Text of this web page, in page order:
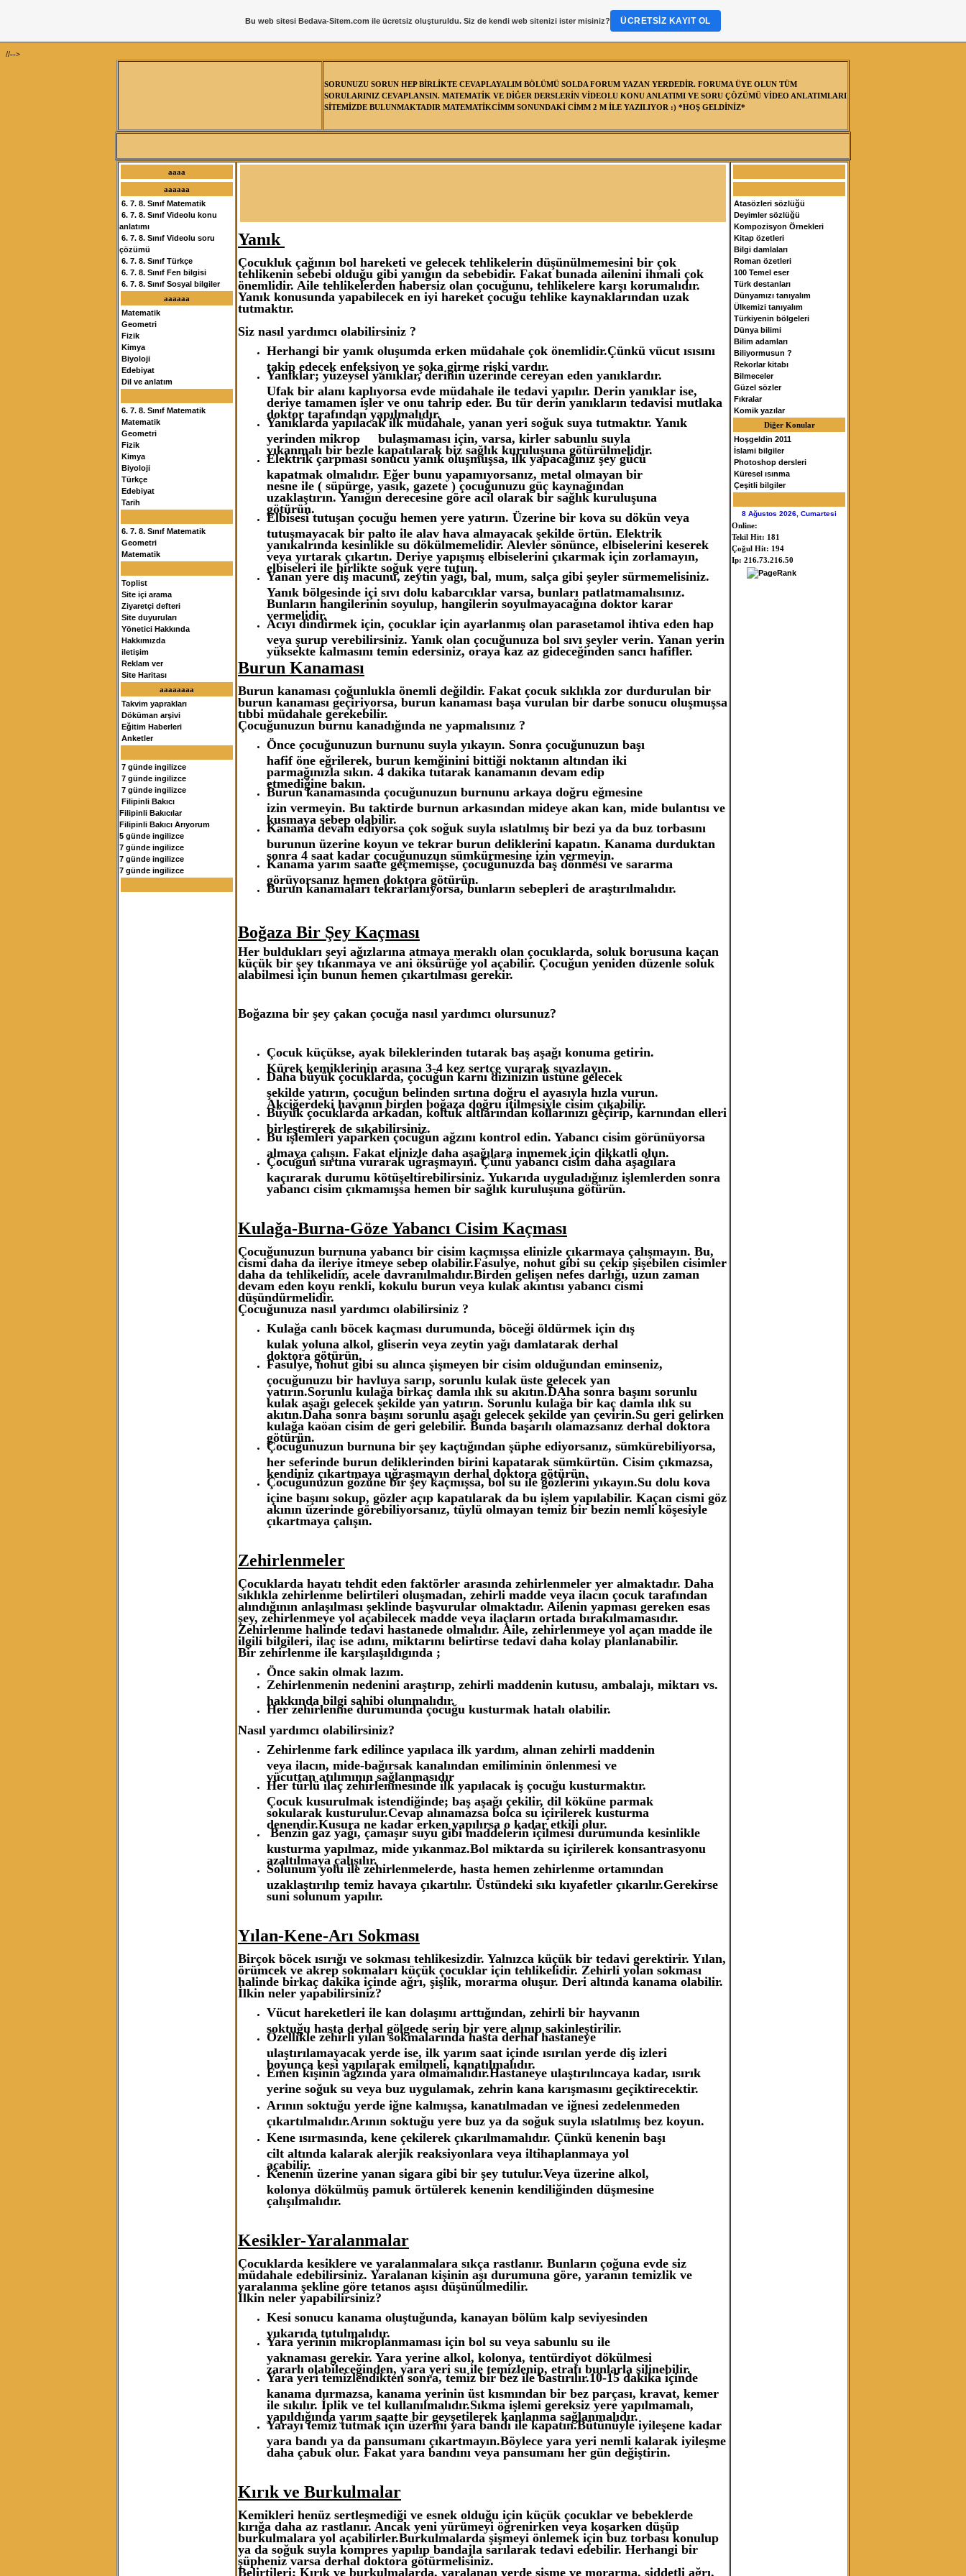
//-->
SORUNUZU SORUN HEP BİRLİKTE CEVAPLAYALIM BÖLÜMÜ SOLDA FORUM YAZAN YERDEDİR. FORUMA ÜYE OLUN TÜM
SORULARINIZ CEVAPLANSIN. MATEMATİK VE DİĞER DERSLERİN VİDEOLU KONU ANLATIMI VE SORU ÇÖZÜMÜ VİDEO ANLATIMLARI
SİTEMİZDE BULUNMAKTADIR MATEMATİKCİMM SONUNDAKİ CİMM 2 M İLE YAZILIYOR :) *HOŞ GELDİNİZ*
aaaa
aaaaaa
6. 7. 8. Sınıf Matematik
6. 7. 8. Sınıf Videolu konu
anlatımı
6. 7. 8. Sınıf Videolu soru
çözümü
6. 7. 8. Sınıf Türkçe
6. 7. 8. Sınıf Fen bilgisi
6. 7. 8. Sınıf Sosyal bilgiler
aaaaaa
Matematik
Geometri
Fizik
Kimya
Biyoloji
Edebiyat
Dil ve anlatım
6. 7. 8. Sınıf Matematik
Matematik
Geometri
Fizik
Kimya
Biyoloji
Türkçe
Edebiyat
Tarih
6. 7. 8. Sınıf Matematik
Geometri
Matematik
Toplist
Site içi arama
Ziyaretçi defteri
Site duyuruları
Yönetici Hakkında
Hakkımızda
iletişim
Reklam ver
Site Haritası
aaaaaaaa
Takvim yaprakları
Döküman arşivi
Eğitim Haberleri
Anketler
7 günde ingilizce
7 günde ingilizce
7 günde ingilizce
Filipinli Bakıcı
Filipinli Bakıcılar
Filipinli Bakıcı Arıyorum
5 günde ingilizce
7 günde ingilizce
7 günde ingilizce
7 günde ingilizce
Yanık
Çocukluk çağının bol hareketi ve gelecek tehlikelerin düşünülmemesini bir çok
tehlikenin sebebi olduğu gibi yanığın da sebebidir. Fakat bunada ailenini ihmali çok
önemlidir. Aile tehlikelerden habersiz olan çocuğunu, tehlikelere karşı korumalıdır.
Yanık konusunda yapabilecek en iyi hareket çocuğu tehlike kaynaklarından uzak
tutmaktır.
Siz nasıl yardımcı olabilirsiniz ?
Herhangi bir yanık oluşumda erken müdahale çok önemlidir.Çünkü vücut ısısını
takip edecek enfeksiyon ve şoka girme riski vardır.
Yanıklar; yüzeysel yanıklar, derinin üzerinde cereyan eden yanıklardır.
Ufak bir alanı kaplıyorsa evde müdahale ile tedavi yapılır. Derin yanıklar ise,
deriye tamamen işler ve onu tahrip eder. Bu tür derin yanıkların tedavisi mutlaka
doktor tarafından yapılmalıdır.
Yanıklarda yapılacak ilk müdahale, yanan yeri soğuk suya tutmaktır. Yanık
yerinden mikrop bulaşmaması için, varsa, kirler sabunlu suyla
yıkanmalı bir bezle kapatılarak biz sağlık kuruluşuna götürülmelidir.
Elektrik çarpması sonucu yanık oluşmuşsa, ilk yapacağınız şey gücü
kapatmak olmalıdır. Eğer bunu yapamıyorsanız, metal olmayan bir
nesne ile ( süpürge, yasık, gazete ) çocuğunuzu güç kaynağından
uzaklaştırın. Yanığın derecesine göre acil olarak bir sağlık kuruluşuna
götürün.
Elbisesi tutuşan çocuğu hemen yere yatırın. Üzerine bir kova su dökün veya
tutuşmayacak bir palto ile alav hava almayacak şekilde örtün. Elektrik
yanıkalrında kesinlikle su dökülmemelidir. Alevler sönünce, elbiselerini keserek
veya yırtarak çıkartın. Deriye yapışmış elbiselerini çıkarmak için zorlamayın,
elbiseleri ile birlikte soğuk yere tutun.
Yanan yere diş macunu, zeytin yağı, bal, mum, salça gibi şeyler sürmemelisiniz.
Yanık bölgesinde içi sıvı dolu kabarcıklar varsa, bunları patlatmamalısınız.
Bunların hangilerinin soyulup, hangilerin soyulmayacağına doktor karar
vermelidir.
Acıyı dindirmek için, çocuklar için ayarlanmış olan parasetamol ihtiva eden hap
veya şurup verebilirsiniz. Yanık olan çocuğunuza bol sıvı şeyler verin. Yanan yerin
yüksekte kalmasını temin edersiniz, oraya kaz az gideceğinden sancı hafifler.
Burun Kanaması
Burun kanaması çoğunlukla önemli değildir. Fakat çocuk sıklıkla zor durdurulan bir
burun kanaması geçiriyorsa, burun kanaması başa vurulan bir darbe sonucu oluşmuşsa
tıbbi müdahale gerekebilir.
Çocuğunuzun burnu kanadığında ne yapmalısınız ?
Önce çocuğunuzun burnunu suyla yıkayın. Sonra çocuğunuzun başı
hafif öne eğrilerek, burun kemğinini bittiği noktanın altından iki
parmağınızla sıkın. 4 dakika tutarak kanamanın devam edip
etmediğine bakın.
Burun kanamasında çocuğunuzun burnunu arkaya doğru eğmesine
izin vermeyin. Bu taktirde burnun arkasından mideye akan kan, mide bulantısı ve
kusmaya sebep olabilir.
Kanama devam ediyorsa çok soğuk suyla ıslatılmış bir bezi ya da buz torbasını
burunun üzerine koyun ve tekrar burun deliklerini kapatın. Kanama durduktan
sonra 4 saat kadar çocuğunuzun sümkürmesine izin vermeyin.
Kanama yarım saatte geçmemişse, çocuğunuzda baş dönmesi ve sararma
görüyorsanız hemen doktora götürün.
Burun kanamaları tekrarlanıyorsa, bunların sebepleri de araştırılmalıdır.
Boğaza Bir Şey Kaçması
Her buldukları şeyi ağızlarına atmaya meraklı olan çocuklarda, soluk borusuna kaçan
küçük bir şey tıkanmaya ve ani öksürüğe yol açabilir. Çocuğun yeniden düzenle soluk
alabilmesi için bunun hemen çıkartılması gerekir.
Boğazına bir şey çakan çocuğa nasıl yardımcı olursunuz?
Çocuk küçükse, ayak bileklerinden tutarak baş aşağı konuma getirin.
Kürek kemiklerinin arasına 3-4 kez sertçe vurarak sıvazlayın.
Daha büyük çocuklarda, çocuğun karnı dizinizin üstüne gelecek
şekilde yatırın, çocuğun belinden sırtına doğru el ayasıyla hızla vurun.
Akciğerdeki havanın birden boğaza doğru itilmesiyle cisim çıkabilir.
Büyük çocuklarda arkadan, koltuk altlarından kollarınızı geçirip, karnından elleri
birleştirerek de sıkabilirsiniz.
Bu işlemleri yaparken çocuğun ağzını kontrol edin. Yabancı cisim görünüyorsa
almaya çalışın. Fakat elinizle daha aşağılara inmemek için dikkatli olun.
Çocuğun sırtına vurarak uğraşmayın. Çünü yabancı cisim daha aşağılara
kaçırarak durumu kötüşeltirebilirsiniz. Yukarıda uyguladığınız işlemlerden sonra
yabancı cisim çıkmamışsa hemen bir sağlık kuruluşuna götürün.
Kulağa-Burna-Göze Yabancı Cisim Kaçması
Çocuğunuzun burnuna yabancı bir cisim kaçmışsa elinizle çıkarmaya çalışmayın. Bu,
cismi daha da ileriye itmeye sebep olabilir.Fasulye, nohut gibi su çekip şişebilen cisimler
daha da tehlikelidir, acele davranılmalıdır.Birden gelişen nefes darlığı, uzun zaman
devam eden koyu renkli, kokulu burun veya kulak akıntısı yabancı cismi
düşündürmelidir.
Çocuğunuza nasıl yardımcı olabilirsiniz ?
Kulağa canlı böcek kaçması durumunda, böceği öldürmek için dış
kulak yoluna alkol, gliserin veya zeytin yağı damlatarak derhal
doktora götürün.
Fasulye, nohut gibi su alınca şişmeyen bir cisim olduğundan eminseniz,
çocuğunuzu bir havluya sarıp, sorunlu kulak üste gelecek yan
yatırın.Sorunlu kulağa birkaç damla ılık su akıtın.DAha sonra başını sorunlu
kulak aşağı gelecek şekilde yan yatırın. Sorunlu kulağa bir kaç damla ılık su
akıtın.Daha sonra başını sorunlu aşağı gelecek şekilde yan çevirin.Su geri gelirken
kulağa kaöan cisim de geri gelebilir. Bunda başarılı olamazsanız derhal doktora
götürün.
Çocuğunuzun burnuna bir şey kaçtığından şüphe ediyorsanız, sümkürebiliyorsa,
her seferinde burun deliklerinden birini kapatarak sümkürtün. Cisim çıkmazsa,
kendiniz çıkartmaya uğraşmayın derhal doktora götürün.
Çocuğunuzun gözüne bir şey kaçmışsa, bol su ile gözlerini yıkayın.Su dolu kova
içine başını sokup, gözler açıp kapatılarak da bu işlem yapılabilir. Kaçan cismi göz
akının üzerinde görebiliyorsanız, tüylü olmayan temiz bir bezin nemli köşesiyle
çıkartmaya çalışın.
Zehirlenmeler
Çocuklarda hayatı tehdit eden faktörler arasında zehirlenmeler yer almaktadır. Daha
sıklıkla zehirlenme belirtileri oluşmadan, zehirli madde veya ilacın çocuk tarafından
alındığının anlaşılması şeklinde başvurular olmaktadır. Ailenin yapması gereken esas
şey, zehirlenmeye yol açabilecek madde veya ilaçların ortada bırakılmamasıdır.
Zehirlenme halinde tedavi hastanede olmalıdır. Aile, zehirlenmeye yol açan madde ile
ilgili bilgileri, ilaç ise adını, miktarını belirtirse tedavi daha kolay planlanabilir.
Bir zehirlenme ile karşılaşıldıgında ;
Önce sakin olmak lazım.
Zehirlenmenin nedenini araştırıp, zehirli maddenin kutusu, ambalajı, miktarı vs.
hakkında bilgi sahibi olunmalıdır.
Her zehirlenme durumunda çocuğu kusturmak hatalı olabilir.
Nasıl yardımcı olabilirsiniz?
Zehirlenme fark edilince yapılaca ilk yardım, alınan zehirli maddenin
veya ilacın, mide-bağırsak kanalından emiliminin önlenmesi ve
vücuttan atılımının sağlanmasıdır
Her türlü ilaç zehirlenmesinde ilk yapılacak iş çocuğu kusturmaktır.
Çocuk kusurulmak istendiğinde; baş aşağı çekilir, dil köküne parmak
sokularak kusturulur.Cevap alınamazsa bolca su içirilerek kusturma
denendir.Kusura ne kadar erken yapılırsa o kadar etkili olur.
Benzin gaz yağı, çamaşır suyu gibi maddelerin içilmesi durumunda kesinlikle
kusturma yapılmaz, mide yıkanmaz.Bol miktarda su içirilerek konsantrasyonu
azaltılmaya çalışılır.
Solunum yolu ile zehirlenmelerde, hasta hemen zehirlenme ortamından
uzaklaştırılıp temiz havaya çıkartılır. Üstündeki sıkı kıyafetler çıkarılır.Gerekirse
suni solunum yapılır.
Yılan-Kene-Arı Sokması
Birçok böcek ısırığı ve sokması tehlikesizdir. Yalnızca küçük bir tedavi gerektirir. Yılan,
örümcek ve akrep sokmaları küçük çocuklar için tehlikelidir. Zehirli yolan sokması
halinde birkaç dakika içinde ağrı, şişlik, morarma oluşur. Deri altında kanama olabilir.
İlkin neler yapabilirsiniz?
Vücut hareketleri ile kan dolaşımı arttığından, zehirli bir hayvanın
soktuğu hasta derhal gölgede serin bir yere alınıp sakinleştirilir.
Özellikle zehirli yılan sokmalarında hasta derhal hastaneye
ulaştırılamayacak yerde ise, ilk yarım saat içinde ısırılan yerde diş izleri
boyunca kesi yapılarak emilmeli, kanatılmalıdır.
Emen kişinin ağzında yara olmamalıdır.Hastaneye ulaştırılıncaya kadar, ısırık
yerine soğuk su veya buz uygulamak, zehrin kana karışmasını geçiktirecektir.
Arının soktuğu yerde iğne kalmışsa, kanatılmadan ve iğnesi zedelenmeden
çıkartılmalıdır.Arının soktuğu yere buz ya da soğuk suyla ıslatılmış bez koyun.
Kene ısırmasında, kene çekilerek çıkarılmamalıdır. Çünkü kenenin başı
cilt altında kalarak alerjik reaksiyonlara veya iltihaplanmaya yol
açabilir.
Kenenin üzerine yanan sigara gibi bir şey tutulur.Veya üzerine alkol,
kolonya dökülmüş pamuk örtülerek kenenin kendiliğinden düşmesine
çalışılmalıdır.
Kesikler-Yaralanmalar
Çocuklarda kesiklere ve yaralanmalara sıkça rastlanır. Bunların çoğuna evde siz
müdahale edebilirsiniz. Yaralanan kişinin aşı durumuna göre, yaranın temizlik ve
yaralanma şekline göre tetanos aşısı düşünülmedilir.
İlkin neler yapabilirsiniz?
Kesi sonucu kanama oluştuğunda, kanayan bölüm kalp seviyesinden
yukarıda tutulmalıdır.
Yara yerinin mikroplanmaması için bol su veya sabunlu su ile
yaknaması gerekir. Yara yerine alkol, kolonya, tentürdiyot dökülmesi
zararlı olabileceğinden, yara yeri su ile temizlenip, etrafı bunlarla silinebilir.
Yara yeri temizlendikten sonra, temiz bir bez ile bastırılır.10-15 dakika içinde
kanama durmazsa, kanama yerinin üst kısmından bir bez parçası, kravat, kemer
ile sıkılır. İplik ve tel kullanılmalıdır.Sıkma işlemi gereksiz yere yapılmamalı,
yapıldığında yarım saatte bir gevşetilerek kanlanma sağlanmalıdır.
Yarayı temiz tutmak için üzerini yara bandı ile kapatın.Bütünüyle iyileşene kadar
yara bandı ya da pansumanı çıkartmayın.Böylece yara yeri nemli kalarak iyileşme
daha çabuk olur. Fakat yara bandını veya pansumanı her gün değiştirin.
Kırık ve Burkulmalar
Kemikleri henüz sertleşmediği ve esnek olduğu için küçük çocuklar ve bebeklerde
kırığa daha az rastlanır. Ancak yeni yürümeyi öğrenirken veya koşarken düşüp
burkulmalara yol açabilirler.Burkulmalarda şişmeyi önlemek için buz torbası konulup
ya da soğuk suyla kompres yapılıp bandajla sarılarak tedavi edebilir. Herhangi bir
şüpheniz varsa derhal doktora götürmelisiniz.
Belirtileri; Kırık ve burkulmalarda, yaralanan yerde şişme ve morarma, şiddetli ağrı,
Atasözleri sözlüğü
Deyimler sözlüğü
Kompozisyon Örnekleri
Kitap özetleri
Bilgi damlaları
Roman özetleri
100 Temel eser
Türk destanları
Dünyamızı tanıyalım
Ülkemizi tanıyalım
Türkiyenin bölgeleri
Dünya bilimi
Bilim adamları
Biliyormusun ?
Rekorlar kitabı
Bilmeceler
Güzel sözler
Fıkralar
Komik yazılar
Diğer Konular
Hoşgeldin 2011
İslami bilgiler
Photoshop dersleri
Küresel ısınma
Çeşitli bilgiler
8 Ağustos 2026, Cumartesi
Online:
Tekil Hit: 181
Çoğul Hit: 194
Ip: 216.73.216.50
Bu web sitesiBedava-Sitem.com ile ücretsiz oluşturuldu. Siz de kendi web sitenizi ister misiniz? ÜCRETSIZ KAYIT OL